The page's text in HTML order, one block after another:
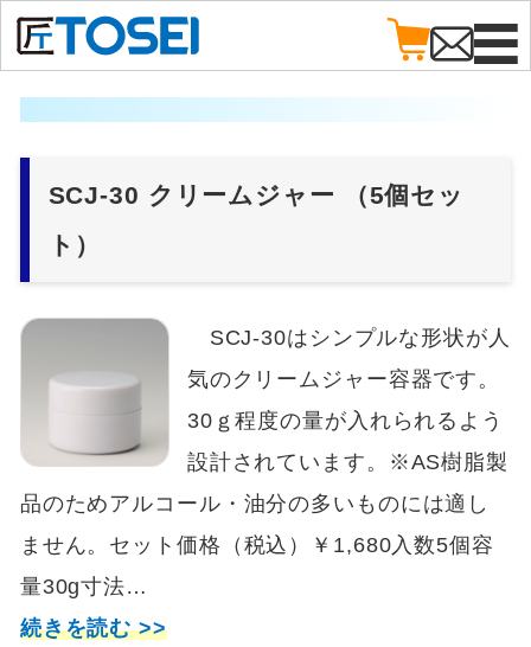
SCJ-30 クリームジャー （5個セッ
ト）
SCJ-30はシンプルな形状が人
気のクリームジャー容器です。
30ｇ程度の量が入れられるよう
設計されています。※AS樹脂製
品のためアルコール・油分の多いものには適し
ません。セット価格（税込）￥1,680入数5個容
量30g寸法…
続きを読む >>